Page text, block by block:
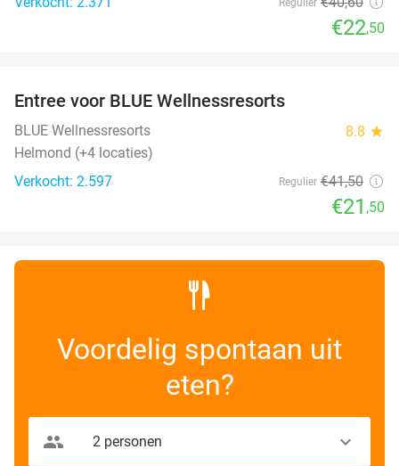
€22,50
Entree voor BLUE Wellnessresorts
BLUE Wellnessresorts 8.8 star
Helmond (+4 locaties)
Verkocht: 2.597
Regulier €41,50
€21 ,50
Voordelig spontaan uit
eten?